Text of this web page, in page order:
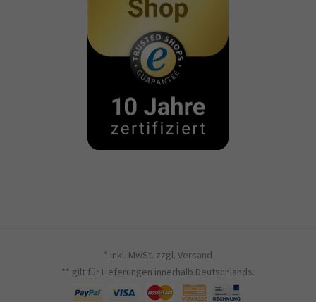
* inkl. MwSt. zzgl. Versand
** gilt für Lieferungen innerhalb Deutschlands.